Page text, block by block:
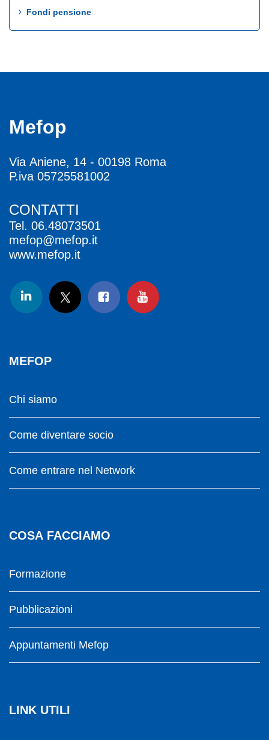
Fondi pensione
Mefop
Via Aniene, 14 - 00198 Roma
P.iva 05725581002
CONTATTI
Tel. 06.48073501
mefop@mefop.it
www.mefop.it
MEFOP
Chi siamo
Come diventare socio
Come entrare nel Network
COSA FACCIAMO
Formazione
Pubblicazioni
Appuntamenti Mefop
LINK UTILI